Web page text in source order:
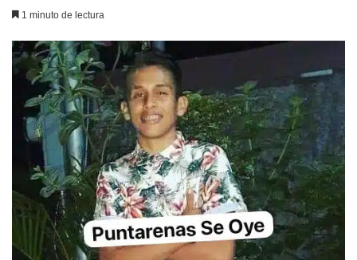
1 minuto de lectura